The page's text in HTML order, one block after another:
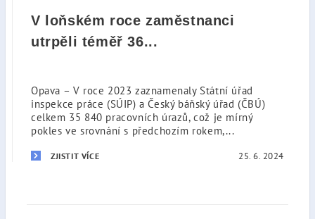
V loňském roce zaměstnanci
utrpěli téměř 36...
Opava – V roce 2023 zaznamenaly Státní úřad
inspekce práce (SÚIP) a Český báňský úřad (ČBÚ)
celkem 35 840 pracovních úrazů, což je mírný
pokles ve srovnání s předchozím rokem,...
ZJISTIT VÍCE 25. 6. 2024